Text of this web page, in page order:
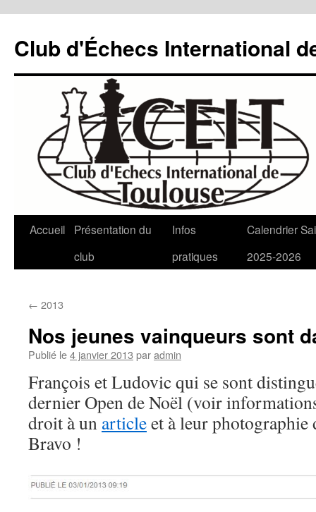
contenu
Club d'Échecs International
Accueil
Présentation du
club
Infos
pratiques
Calendrier
2025-2026
← 2013
Nos jeunes vainqueurs sont
Publié le4 janvier 2013 paradmin
François et Ludovic qui se sont
dernier Open de Noël (voir
droit à un articleet à leur photographie
Bravo !